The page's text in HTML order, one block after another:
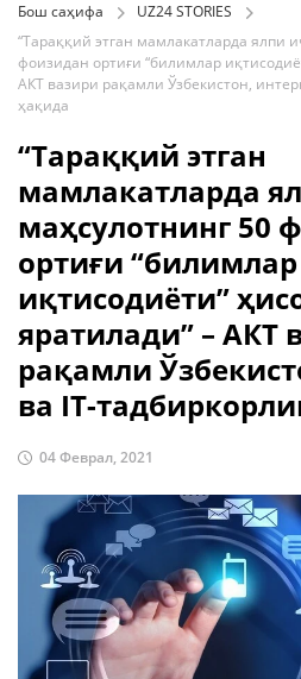
Бош саҳифа
UZ24 STORIES
“Тараққий этган мамлакатларда ялпи
фоизидан ортиғи “билимлар
АКТ вазири рақамли Ўзбекистон,
ҳақида
“Тараққий этган
мамлакатларда
маҳсулотнинг 50
ортиғи “билимлар
иқтисодиёти”
яратилади” – АКТ
рақамли
ва IT-
04 Феврал, 2021